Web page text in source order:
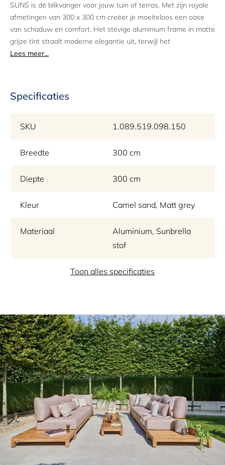
SUNS is dé blikvanger voor jouw tuin of terras. Met zijn royale
afmetingen van 300 x 300 cm creëer je moeiteloos een oase
van schaduw en comfort. Het stevige aluminium frame in matte
grijze tint straalt moderne elegantie uit, terwijl het
hoogwaardige doek in de warme kleur Camel Sand een
parasols op Solfelt.nl en ontdek hoe je jouw buitenruimte naar
Lees meer...
Specificaties
SKU 1.089.519.098.150
Breedte 300 cm
Diepte 300 cm
Kleur Camel sand, Matt grey
Materiaal
Aluminium, Sunbrella
stof
Exclusief
Garantie 5 jaar
Toon alles specificaties